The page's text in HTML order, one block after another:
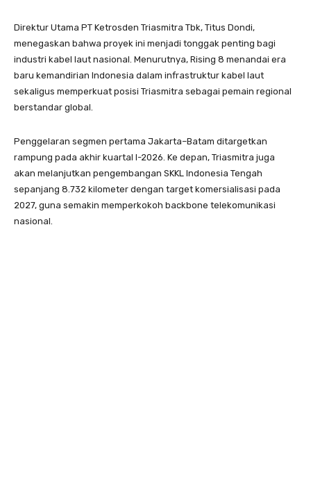
Direktur Utama PT Ketrosden Triasmitra Tbk, Titus Dondi,
menegaskan bahwa proyek ini menjadi tonggak penting bagi
industri kabel laut nasional. Menurutnya, Rising 8 menandai era
baru kemandirian Indonesia dalam infrastruktur kabel laut
sekaligus memperkuat posisi Triasmitra sebagai pemain regional
berstandar global.
Penggelaran segmen pertama Jakarta–Batam ditargetkan
rampung pada akhir kuartal I-2026. Ke depan, Triasmitra juga
akan melanjutkan pengembangan SKKL Indonesia Tengah
sepanjang 8.732 kilometer dengan target komersialisasi pada
2027, guna semakin memperkokoh backbone telekomunikasi
nasional.